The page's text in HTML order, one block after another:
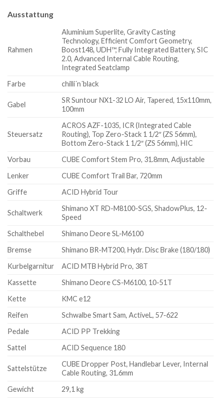
Ausstattung
Rahmen
Aluminium Superlite, Gravity Casting
Technology, Efficient Comfort Geometry,
Boost148, UDH™, Fully Integrated Battery, SIC
2.0, Advanced Internal Cable Routing,
Integrated Seatclamp
Farbe
chilli´n´black
Gabel
SR Suntour NX1-32 LO Air, Tapered, 15x110mm,
100mm
Steuersatz
ACROS AZF-1035, ICR (Integrated Cable
Routing), Top Zero-Stack 1 1/2″ (ZS 56mm),
Bottom Zero-Stack 1 1/2″ (ZS 56mm), HIC
Vorbau
CUBE Comfort Stem Pro, 31.8mm, Adjustable
Lenker
CUBE Comfort Trail Bar, 720mm
Griffe
ACID Hybrid Tour
Schaltwerk
Shimano XT RD-M8100-SGS, ShadowPlus, 12-
Speed
Schalthebel
Shimano Deore SL-M6100
Bremse
Shimano BR-MT200, Hydr. Disc Brake (180/180)
Kurbelgarnitur
ACID MTB Hybrid Pro, 38T
Kassette
Shimano Deore CS-M6100, 10-51T
Kette
KMC e12
Reifen
Schwalbe Smart Sam, ActiveL, 57-622
Pedale
ACID PP Trekking
Sattel
ACID Sequence 180
Sattelstütze
CUBE Dropper Post, Handlebar Lever, Internal
Cable Routing, 31.6mm
Gewicht
29,1 kg